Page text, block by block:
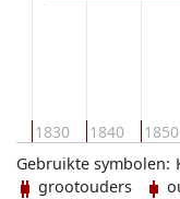
1830 1840 1850
Gebruikte symbolen:
grootouders